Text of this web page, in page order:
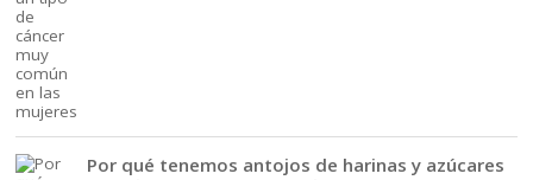
Por qué tenemos antojos de harinas y azúcares